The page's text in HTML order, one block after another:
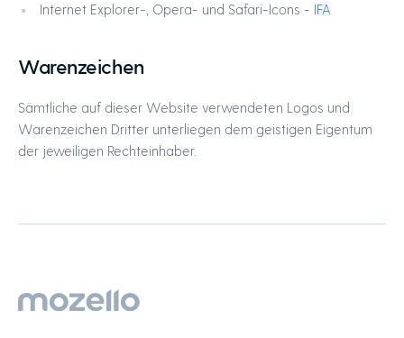
Internet Explorer-, Opera- und Safari-Icons - IFA
Warenzeichen
Sämtliche auf dieser Website verwendeten Logos und
Warenzeichen Dritter unterliegen dem geistigen Eigentum
der jeweiligen Rechteinhaber.